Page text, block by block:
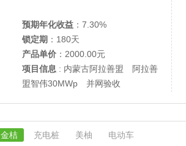
预期年化收益 ：7.30%
锁定期 ：180天
产品单价 ：2000.00元
项目信息 : 内蒙古阿拉善盟 阿拉善
盟智伟30MWp 并网验收
金桔 充电桩 美柚 电动车